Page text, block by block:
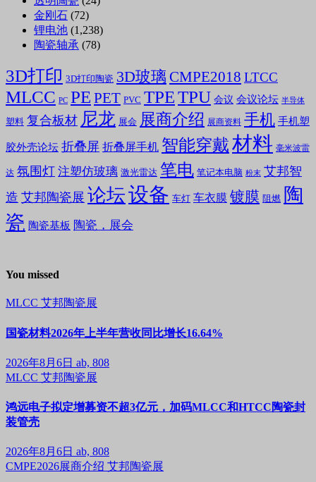
金刚石 (72)
锂电池 (1,238)
陶瓷轴承 (78)
3D打印 3D打印陶瓷 3D玻璃 CMPE2018 LTCC
MLCC PC PE PET PVC TPETPU 会议 会议论坛 半导体
塑料 复合板材 尼龙 展会 展商介绍 展商资料 手机 手机塑
胶外壳论坛 折叠屏 折叠屏手机 智能穿戴材料 毫米波雷
达 氛围灯 注塑仿玻璃 激光雷达 笔电 笔记本电脑 粉末 艾邦智
造 艾邦陶瓷展 论坛设备 车灯 车衣膜 镀膜 阻燃 陶
瓷 陶瓷基板 陶瓷，展会
You missed
MLCC 艾邦陶瓷展
国瓷材料2026年上半年营收同比增长16.64%
2026年8月6日 ab, 808
MLCC 艾邦陶瓷展
鸿远电子拟定增募资不超3亿元，加码MLCC和HTCC陶瓷封
装管壳
2026年8月6日 ab, 808
CMPE2026展商介绍 艾邦陶瓷展